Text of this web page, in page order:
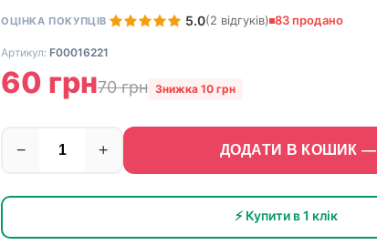
ОЦІНКА ПОКУПЦІВ 5.0(2 відгуків) 83 продано
Артикул: F00016221
60 грн70 грн Знижка 10 грн
− + ДОДАТИ В КОШИК —
⚡ Купити в 1 клік